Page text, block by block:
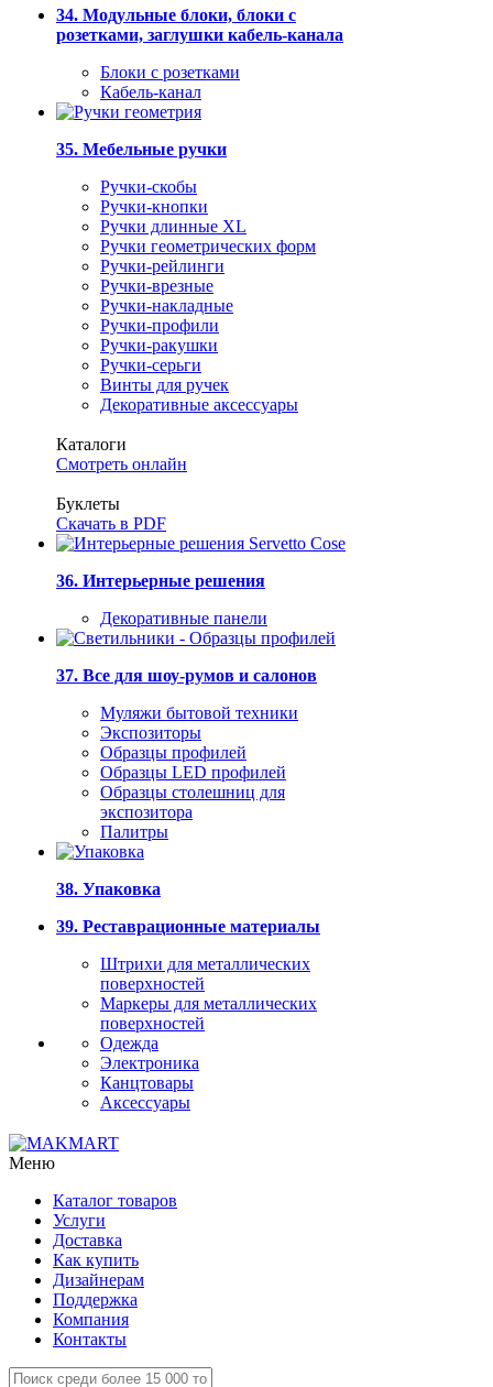
34. Модульные блоки, блоки с
розетками, заглушки кабель-канала
Блоки с розетками
Кабель-канал
35. Мебельные ручки
Ручки-скобы
Ручки-кнопки
Ручки длинные XL
Ручки геометрических форм
Ручки-рейлинги
Ручки-врезные
Ручки-накладные
Ручки-профили
Ручки-ракушки
Ручки-серьги
Винты для ручек
Декоративные аксессуары
Каталоги
Смотреть онлайн
Буклеты
Скачать в PDF
36. Интерьерные решения
Декоративные панели
37. Все для шоу-румов и салонов
Муляжи бытовой техники
Экспозиторы
Образцы профилей
Образцы LED профилей
Образцы столешниц для
экспозитора
Палитры
38. Упаковка
39. Реставрационные материалы
Штрихи для металлических
поверхностей
Маркеры для металлических
поверхностей
Одежда
Электроника
Канцтовары
Аксессуары
Меню
Каталог товаров
Услуги
Доставка
Как купить
Дизайнерам
Поддержка
Компания
Контакты